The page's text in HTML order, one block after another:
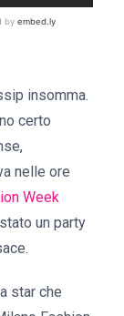
insomma.
certo
nelle ore
Week
un party
star che